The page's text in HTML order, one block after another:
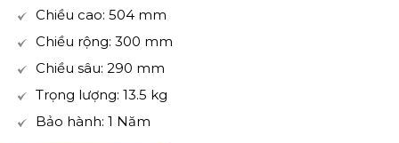
Chiều cao: 504 mm
Chiều rộng: 300 mm
Chiều sâu: 290 mm
Trọng lượng: 13.5 kg
Bảo hành: 1 Năm